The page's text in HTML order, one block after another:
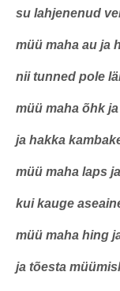
su lahjenenud
müü maha au ja
nii tunned pole
müü maha õhk
ja hakka
müü maha laps
kui kauge
müü maha hing
ja tõesta